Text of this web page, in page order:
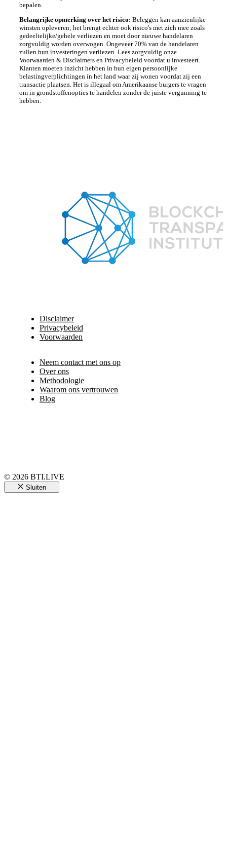
bepalen.
Belangrijke opmerking over het risico: Beleggen kan aanzienlijke
winsten opleveren; het brengt echter ook risico's met zich mee zoals
gedeeltelijke/gehele verliezen en moet door nieuwe handelaren
zorgvuldig worden overwogen. Ongeveer 70% van de handelaren
zullen hun investeringen verliezen. Lees zorgvuldig onze
Voorwaarden & Disclaimers en Privacybeleid voordat u investeert.
Klanten moeten inzicht hebben in hun eigen persoonlijke
belastingverplichtingen in het land waar zij wonen voordat zij een
transactie plaatsen. Het is illegaal om Amerikaanse burgers te vragen
om in grondstoffenopties te handelen zonder de juiste vergunning te
hebben.
Disclaimer
Privacybeleid
Voorwaarden
Neem contact met ons op
Over ons
Methodologie
Waarom ons vertrouwen
Blog
© 2026 BTI.LIVE
Sluiten